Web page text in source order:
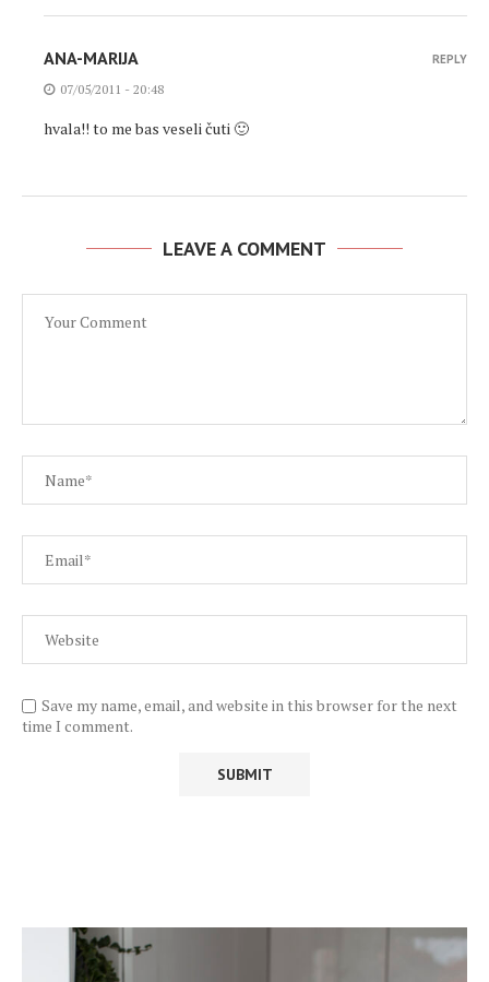
ANA-MARIJA
07/05/2011 - 20:48
hvala!! to me bas veseli čuti 🙂
REPLY
LEAVE A COMMENT
Save my name, email, and website in this browser for the next
time I comment.